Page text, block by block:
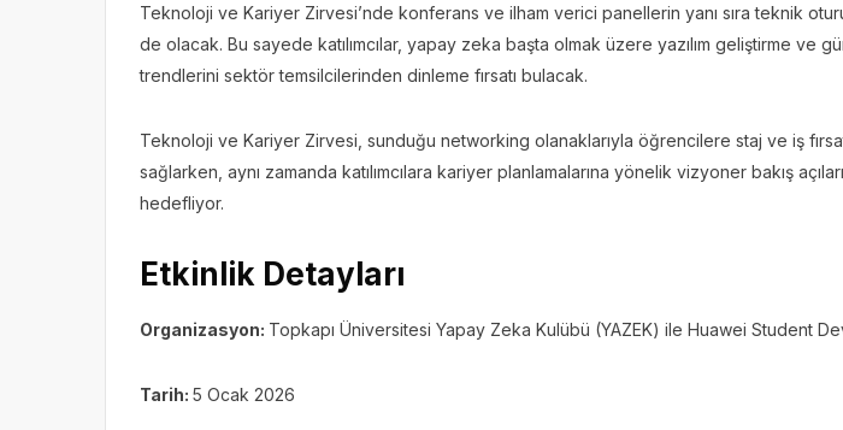
Teknoloji ve Kariyer Zirvesi’nde konferans ve ilham verici panellerin yanı sıra teknik
de olacak. Bu sayede katılımcılar, yapay zeka başta olmak üzere yazılım geliştirme ve
trendlerini sektör temsilcilerinden dinleme fırsatı bulacak.
Teknoloji ve Kariyer Zirvesi, sunduğu networking olanaklarıyla öğrencilere staj ve iş
sağlarken, aynı zamanda katılımcılara kariyer planlamalarına yönelik vizyoner bakış
hedefliyor.
Etkinlik Detayları
Organizasyon: Topkapı Üniversitesi Yapay Zeka Kulübü (YAZEK) ile Huawei Student
Tarih: 5 Ocak 2026